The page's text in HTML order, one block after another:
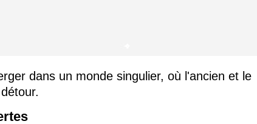
dans un monde singulier, où l'ancien et le